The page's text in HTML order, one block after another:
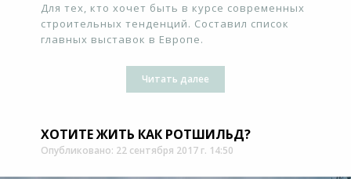
Для тех, кто хочет быть в курсе современных
строительных тенденций. Составил список
главных выставок в Европе.
Читать далее
ХОТИТЕ ЖИТЬ КАК РОТШИЛЬД?
Опубликовано: 22 сентября 2017 г. 14:50